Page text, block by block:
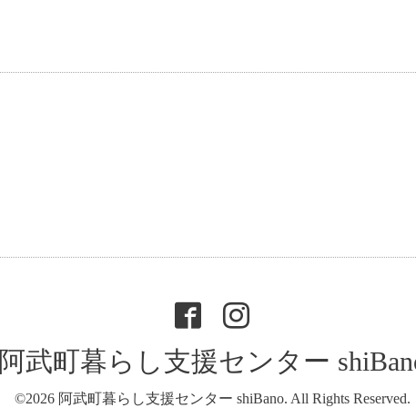
阿武町暮らし支援センター
©2026 阿武町暮らし支援センター shiBano. All Rights Reserved.